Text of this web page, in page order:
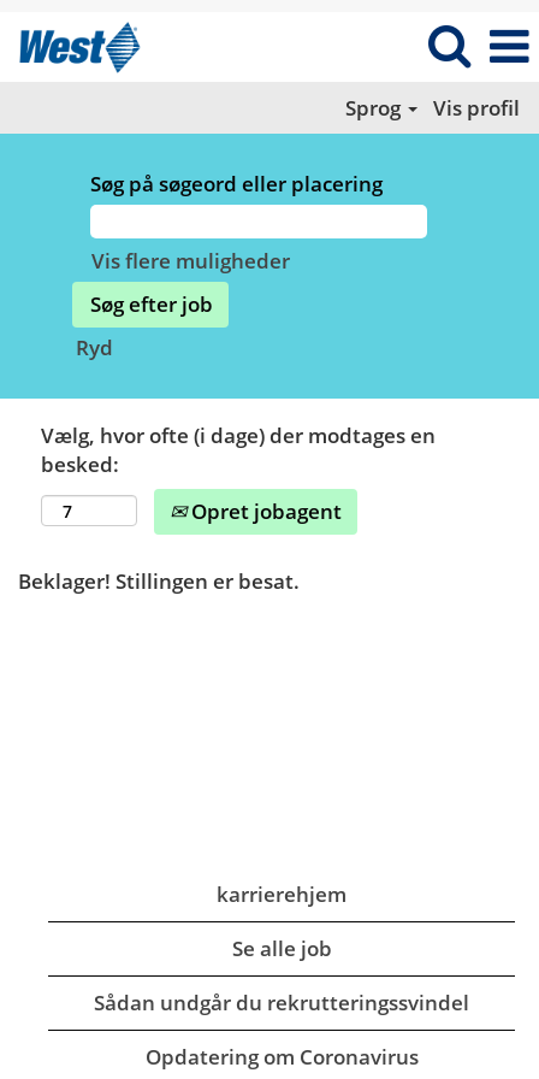
Sprog Vis profil
Søg på søgeord eller placering
Vis flere muligheder
Ryd
Vælg, hvor ofte (i dage) der modtages en
besked:
Opret jobagent
Beklager! Stillingen er besat.
karrierehjem
Se alle job
Sådan undgår du rekrutteringssvindel
Opdatering om Coronavirus